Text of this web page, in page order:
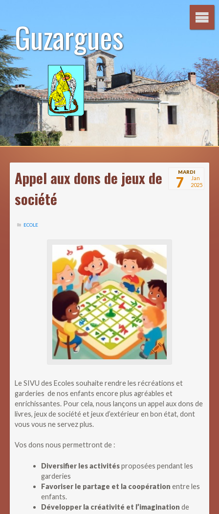
contenuGuzargues
MARDI
7
Jan
2025
Appel aux dons de jeux de
société
ECOLE
Le SIVU des Ecoles souhaite rendre les récréations et
garderies de nos enfants encore plus agréables et
enrichissantes. Pour cela, nous lançons un appel aux dons de
livres, jeux de société et jeux d’extérieur en bon état, dont
vous vous ne servez plus.
Vos dons nous permettront de :
Diversifier les activitésproposées pendant les
garderies
Favoriser le partage et la coopération entre les
enfants.
Développer la créativité et l’imagination de